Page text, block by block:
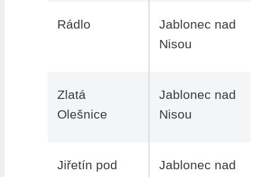
Rádlo
Jablonec nad
Nisou
Zlatá
Olešnice
Jablonec nad
Nisou
Jiřetín pod
Jablonec nad